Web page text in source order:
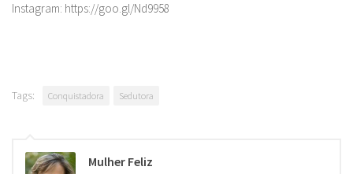
Instagram: https://goo.gl/Nd9958
Tags: Conquistadora Sedutora
Mulher Feliz